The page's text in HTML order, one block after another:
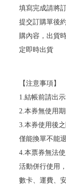
填寫完成請將
提交訂購單後
購內容，出貨
定即時出貨
【注意事項】
1.結帳前請出
2.本券無使用
3.本券使用後
僅能換單不能退
4.本票券無法
活動併行使用
數卡、運費、